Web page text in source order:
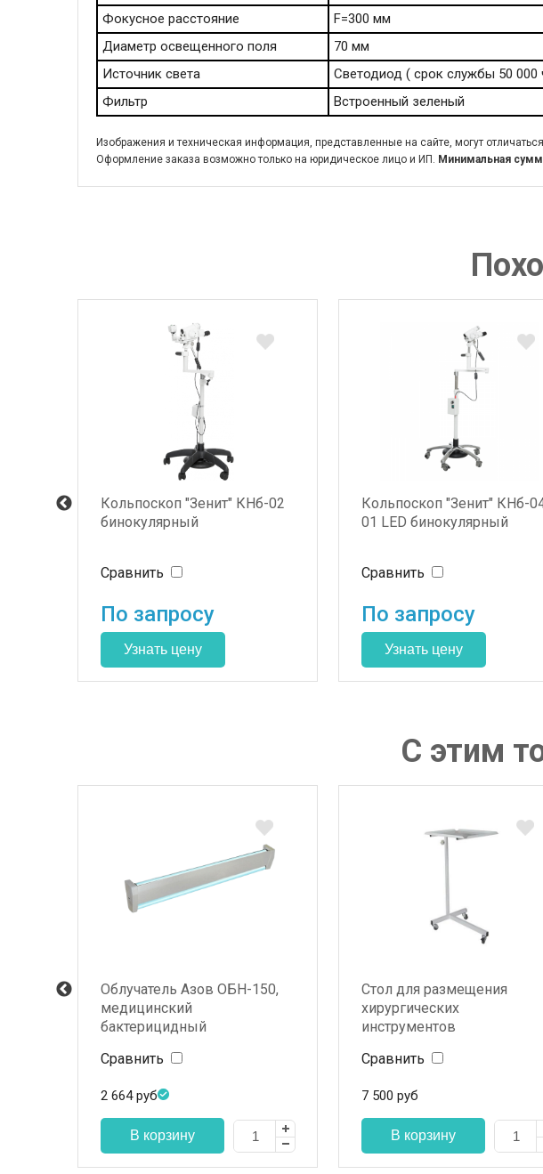
Фокусное расстояние
F=300 мм
Диаметр освещенного поля
70 мм
Источник света
Светодиод ( срок службы 50 000
Фильтр
Встроенный зеленый
Изображения и техническая информация, представленные на сайте, могут
Оформление заказа возможно только на юридическое лицо и ИП. Минимальная
Кольпоскоп "Зенит" КHб-02
бинокулярный
Сравнить
По запросу
Кольпоскоп "Зенит" КНб-
01 LED бинокулярный
Сравнить
По запросу
С этим
Облучатель Азов ОБН-150,
медицинский
бактерицидный
Сравнить
2 664 руб
Стол для размещения
хирургических
инструментов
Сравнить
7 500 руб